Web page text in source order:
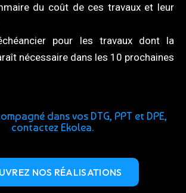
du coût de ces travaux et leur
pour les travaux dont la
nécessaire dans les 10 prochaines
dans vos DTG, PPT et DPE,
contactez Ekolea.
NOS RÉALISATIONS